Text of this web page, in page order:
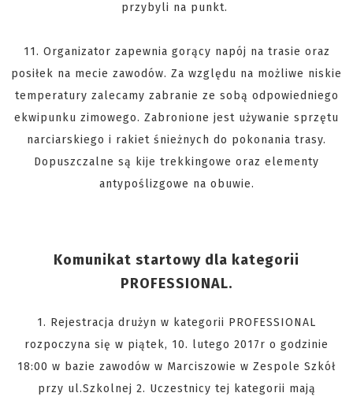
przybyli na punkt.
11. Organizator zapewnia gorący napój na trasie oraz
posiłek na mecie zawodów. Za względu na możliwe niskie
temperatury zalecamy zabranie ze sobą odpowiedniego
ekwipunku zimowego. Zabronione jest używanie sprzętu
narciarskiego i rakiet śnieżnych do pokonania trasy.
Dopuszczalne są kije trekkingowe oraz elementy
antypoślizgowe na obuwie.
Komunikat startowy dla kategorii
PROFESSIONAL.
1. Rejestracja drużyn w kategorii PROFESSIONAL
rozpoczyna się w piątek, 10. lutego 2017r o godzinie
18:00 w bazie zawodów w Marciszowie w Zespole Szkół
przy ul.Szkolnej 2. Uczestnicy tej kategorii mają